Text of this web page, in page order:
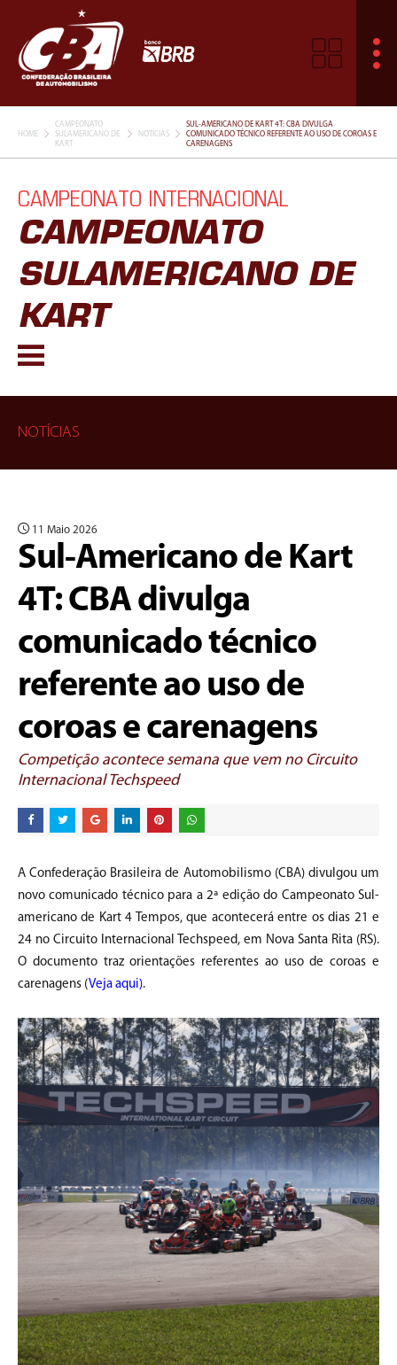
HOME
CAMPEONATO
SULAMERICANO DE
KART
NOTÍCIAS
SUL-AMERICANO DE KART 4T: CBA DIVULGA
COMUNICADO TÉCNICO REFERENTE AO USO DE COROAS E
CARENAGENS
CAMPEONATO INTERNACIONAL
CAMPEONATO
SULAMERICANO DE
KART
NOTÍCIAS
11 Maio 2026
Sul-Americano de Kart
4T: CBA divulga
comunicado técnico
referente ao uso de
coroas e carenagens
Competição acontece semana que vem no Circuito
Internacional Techspeed
A Confederação Brasileira de Automobilismo (CBA) divulgou um
novo comunicado técnico para a 2ª edição do Campeonato Sul-
americano de Kart 4 Tempos, que acontecerá entre os dias 21 e
24 no Circuito Internacional Techspeed, em Nova Santa Rita (RS).
O documento traz orientações referentes ao uso de coroas e
carenagens (Veja aqui).